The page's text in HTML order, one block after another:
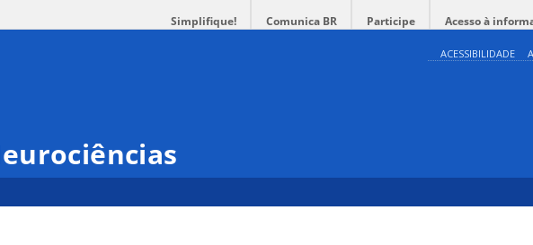
Simplifique! Comunica BR Participe Acesso à
ACESSIBILIDADE